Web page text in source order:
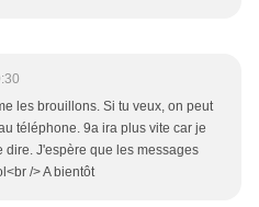
les brouillons. Si tu veux, on peut
téléphone. 9a ira plus vite car je
dire. J'espère que les messages
/> A bientôt